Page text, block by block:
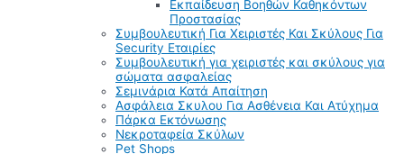
Εκπαίδευση Βοηθών Καθηκόντων
Προστασίας
Συμβουλευτική Για Χειριστές Και Σκύλους Για
Security Εταιρίες
Συμβουλευτική για χειριστές και σκύλους για
σώματα ασφαλείας
Σεμινάρια Κατά Απαίτηση
Ασφάλεια Σκυλου Για Ασθένεια Και Ατύχημα
Πάρκα Εκτόνωσης
Νεκροταφεία Σκύλων
Pet Shops